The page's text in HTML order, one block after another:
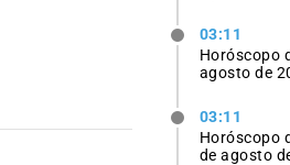
03:11
Horóscopo
agosto de
03:11
Horóscopo
de agosto